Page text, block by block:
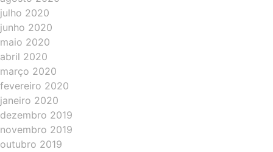
julho 2020
junho 2020
maio 2020
abril 2020
março 2020
fevereiro 2020
janeiro 2020
dezembro 2019
novembro 2019
outubro 2019